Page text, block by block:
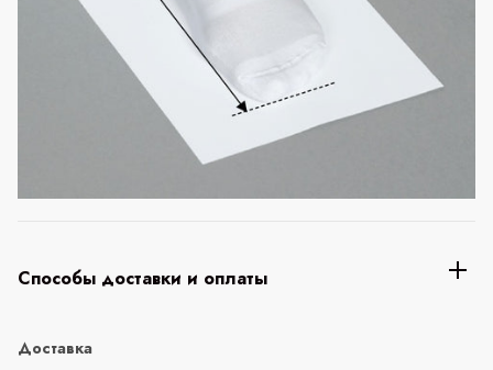
Способы доставки и оплаты
Доставка